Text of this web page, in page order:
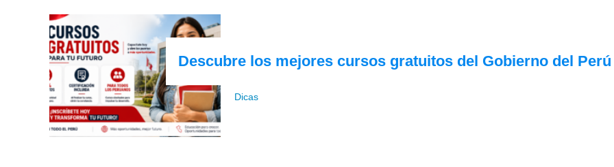
Descubre los mejores cursos gratuitos del Gobierno del Perú
Dicas